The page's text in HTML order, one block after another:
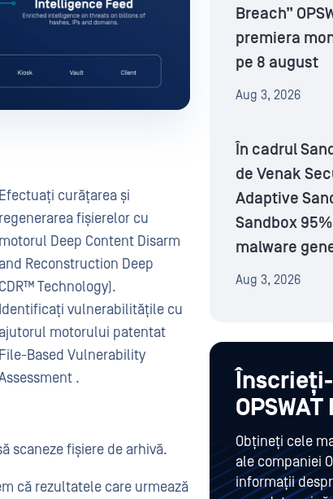
Efectuați curățarea și
regenerarea fișierelor cu
motorul Deep Content Disarm
and Reconstruction Deep
CDR™ Technology).
Identificați vulnerabilitățile cu
ajutorul motorului patentat
File-Based Vulnerability
.
scaneze fișiere de arhivă.
că rezultatele care urmează
Breach”
premiera
pe 8 august
Aug 3, 2026
În cadrul
de Venak
Adaptive
Sandbox
malware
Aug 3, 2026
Obțineți cele
ale companiei
informații